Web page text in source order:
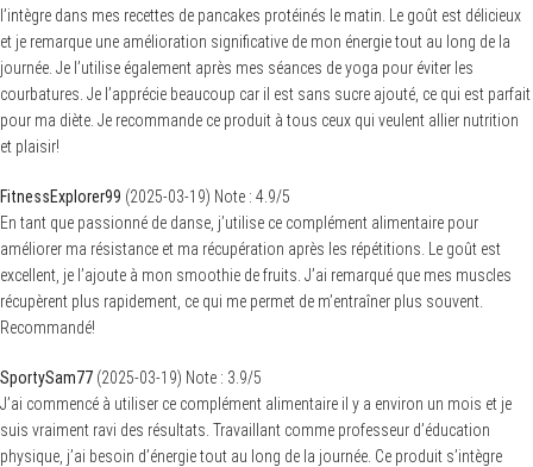
l’intègre dans mes recettes de pancakes protéinés le matin. Le goût est délicieux
et je remarque une amélioration significative de mon énergie tout au long de la
journée. Je l’utilise également après mes séances de yoga pour éviter les
courbatures. Je l’apprécie beaucoup car il est sans sucre ajouté, ce qui est parfait
pour ma diète. Je recommande ce produit à tous ceux qui veulent allier nutrition
et plaisir!
FitnessExplorer99 (2025-03-19) Note : 4.9/5
En tant que passionné de danse, j’utilise ce complément alimentaire pour
améliorer ma résistance et ma récupération après les répétitions. Le goût est
excellent, je l’ajoute à mon smoothie de fruits. J’ai remarqué que mes muscles
récupèrent plus rapidement, ce qui me permet de m’entraîner plus souvent.
Recommandé!
SportySam77 (2025-03-19) Note : 3.9/5
J’ai commencé à utiliser ce complément alimentaire il y a environ un mois et je
suis vraiment ravi des résultats. Travaillant comme professeur d’éducation
physique, j’ai besoin d’énergie tout au long de la journée. Ce produit s’intègre